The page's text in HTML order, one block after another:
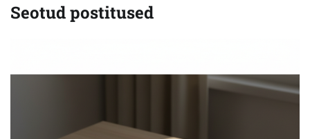
Seotud postitused